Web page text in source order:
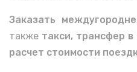
Заказать
также такси, трансфер
расчет стоимости